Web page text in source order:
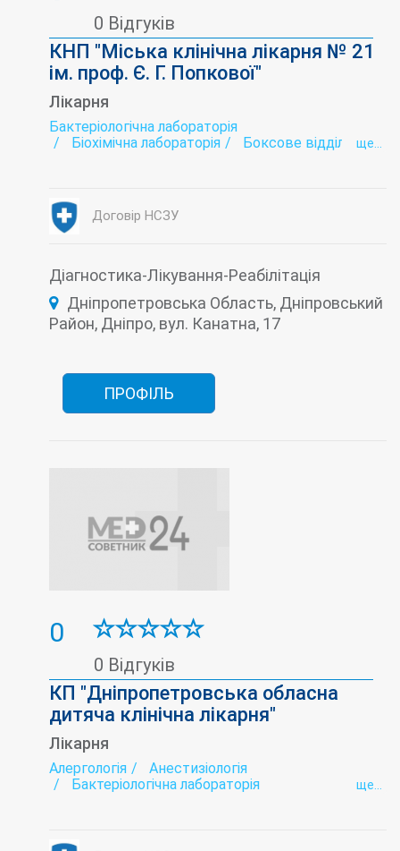
0 Відгуків
КНП "Міська клінічна лікарня № 21
ім. проф. Є. Г. Попкової"
Лікарня
Бактеріологічна лабораторія
Біохімічна лабораторія
Боксове відділення
Паліативна медицина
Патологоанатомічне відділення
Профілактика
ще...
Договір НСЗУ
Діагностика-Лікування-Реабілітація
Дніпропетровська Область, Дніпровський
Район, Дніпро, вул. Канатна, 17
ПРОФІЛЬ
0
0 Відгуків
КП "Дніпропетровська обласна
дитяча клінічна лікарня"
Лікарня
Алергологія
Анестизіологія
Бактеріологічна лабораторія
ще...